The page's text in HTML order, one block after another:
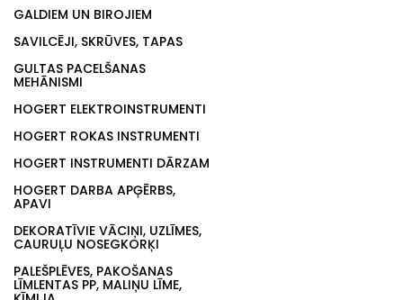
GALDIEM UN BIROJIEM
SAVILCĒJI, SKRŪVES, TAPAS
GULTAS PACELŠANAS
MEHĀNISMI
HOGERT ELEKTROINSTRUMENTI
HOGERT ROKAS INSTRUMENTI
HOGERT INSTRUMENTI DĀRZAM
HOGERT DARBA APĢĒRBS,
APAVI
DEKORATĪVIE VĀCIŅI, UZLĪMES,
CAURUĻU NOSEGKORĶI
PALEŠPLĒVES, PAKOŠANAS
LĪMLENTAS PP, MALIŅU LĪME,